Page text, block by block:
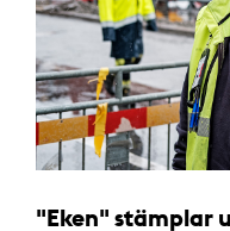
"Eken" stämplar